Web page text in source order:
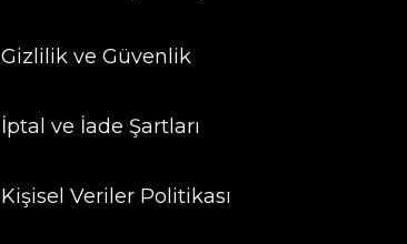
Gizlilik ve Güvenlik
İptal ve İade Şartları
Kişisel Veriler Politikası